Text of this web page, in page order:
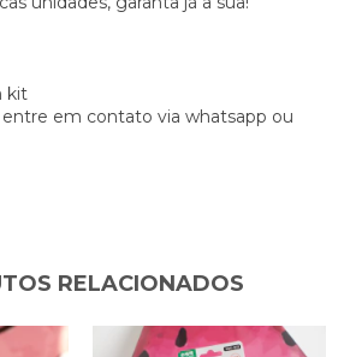
kit
entre em contato via whatsapp ou
RELACIONADOS